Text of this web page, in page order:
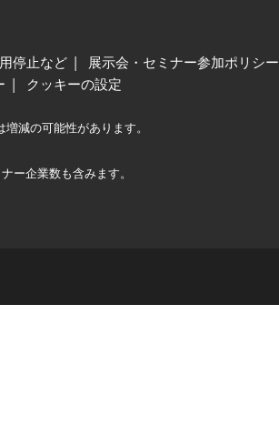
停止など 展示会・セミナー参加ポリシー
クッキーの設定
減の可能性があります。
ー企業数も含みます。